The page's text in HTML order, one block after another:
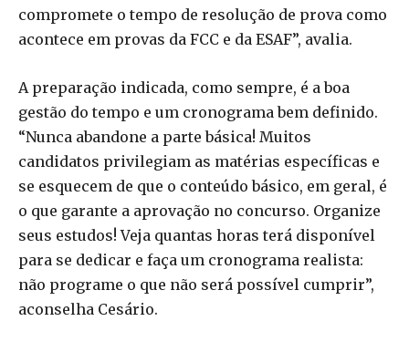
compromete o tempo de resolução de prova como
acontece em provas da FCC e da ESAF”, avalia.
A preparação indicada, como sempre, é a boa
gestão do tempo e um cronograma bem definido.
“Nunca abandone a parte básica! Muitos
candidatos privilegiam as matérias específicas e
se esquecem de que o conteúdo básico, em geral, é
o que garante a aprovação no concurso. Organize
seus estudos! Veja quantas horas terá disponível
para se dedicar e faça um cronograma realista:
não programe o que não será possível cumprir”,
aconselha Cesário.